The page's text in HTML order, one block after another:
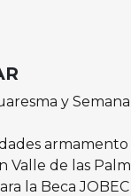
y
Valle de las
la Beca